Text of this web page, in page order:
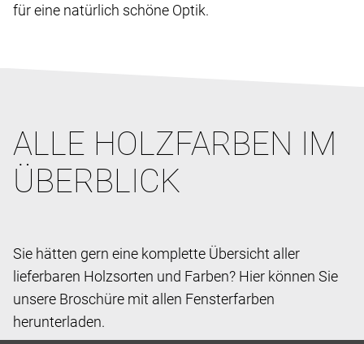
für eine natürlich schöne Optik.
ALLE HOLZFARBEN IM
ÜBERBLICK
Sie hätten gern eine komplette Übersicht aller
lieferbaren Holzsorten und Farben? Hier können Sie
unsere Broschüre mit allen Fensterfarben
herunterladen.